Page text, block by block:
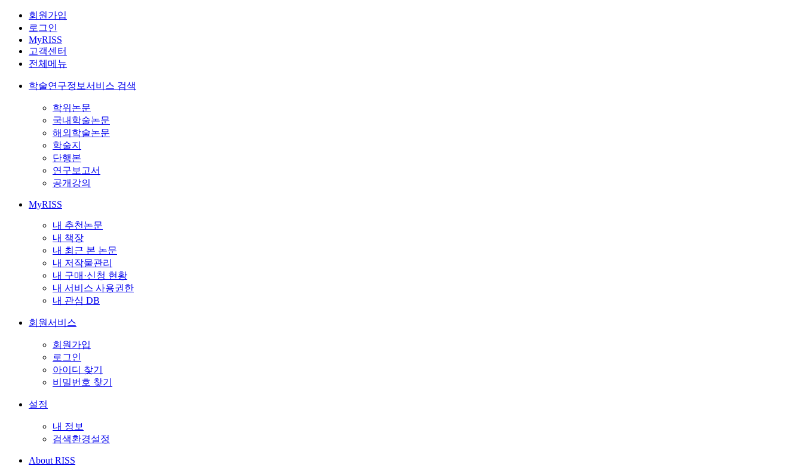
회원가입
로그인
MyRISS
고객센터
전체메뉴
학술연구정보서비스 검색
학위논문
국내학술논문
해외학술논문
학술지
단행본
연구보고서
공개강의
MyRISS
내 추천논문
내 책장
내 최근 본 논문
내 저작물관리
내 구매·신청 현황
내 서비스 사용권한
내 관심 DB
회원서비스
회원가입
로그인
아이디 찾기
비밀번호 찾기
설정
내 정보
검색환경설정
About RISS